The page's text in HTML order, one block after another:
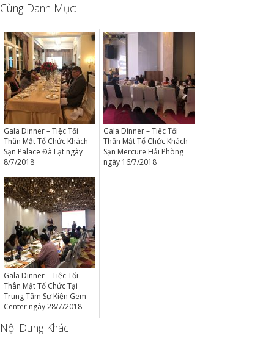
Cùng Danh Mục:
Gala Dinner – Tiệc Tối
Thân Mật Tổ Chức Khách
Sạn Palace Đà Lạt ngày
8/7/2018
Gala Dinner – Tiệc Tối
Thân Mật Tổ Chức Khách
Sạn Mercure Hải Phòng
ngày 16/7/2018
Gala Dinner – Tiệc Tối
Thân Mật Tổ Chức Tại
Trung Tâm Sự Kiện Gem
Center ngày 28/7/2018
Nội Dung Khác